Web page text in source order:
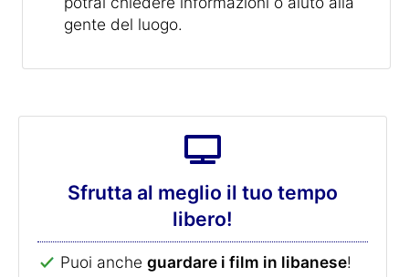
gente del luogo.
Sfrutta al meglio il tuo tempo
libero!
Puoi anche guardare i film in libanese!